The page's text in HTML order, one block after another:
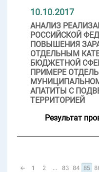
10.10.2017
АНАЛИЗ
РОССИЙСКОЙ
ПОВЫШЕНИЯ
ОТДЕЛЬНЫМ
БЮДЖЕТНОЙ
ПРИМЕРЕ
АПАТИТЫ С
ТЕРРИТОРИЕЙ
Результат
← 1 2 ... 83 84 85